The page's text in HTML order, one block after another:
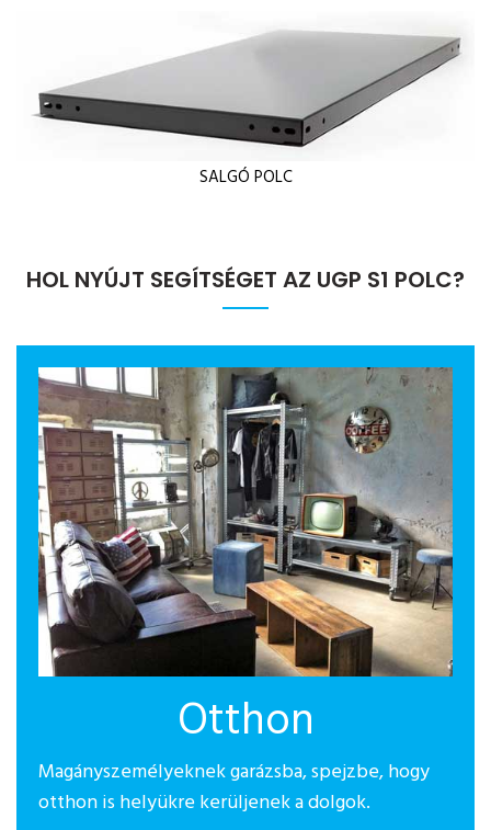
SALGÓ POLC
HOL NYÚJT SEGÍTSÉGET AZ UGP S1 POLC?
Otthon
Magányszemélyeknek garázsba, spejzbe, hogy
otthon is helyükre kerüljenek a dolgok.